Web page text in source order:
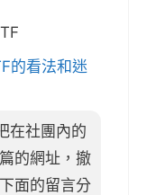
的看法和迷
在社團內的
的網址，撤
面的留言分